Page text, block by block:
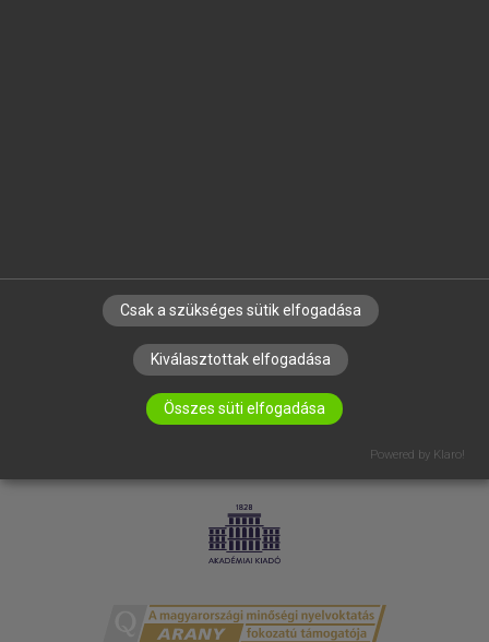
ADATVÉDELEM
Csak a szükséges sütik elfogadása
Kiválasztottak elfogadása
Összes süti elfogadása
Powered by Klaro!